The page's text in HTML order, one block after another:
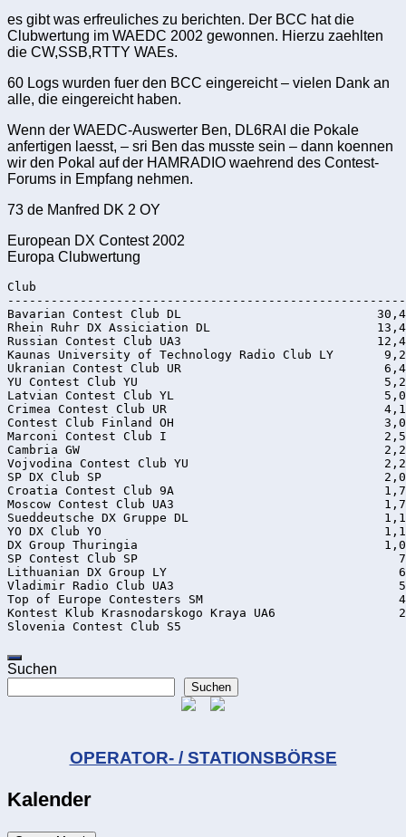
es gibt was erfreuliches zu berichten. Der BCC hat die
Clubwertung im WAEDC 2002 gewonnen. Hierzu zaehlten
die CW,SSB,RTTY WAEs.
60 Logs wurden fuer den BCC eingereicht – vielen Dank an
alle, die eingereicht haben.
Wenn der WAEDC-Auswerter Ben, DL6RAI die Pokale
anfertigen laesst, – sri Ben das musste sein – dann koennen
wir den Pokal auf der HAMRADIO waehrend des Contest-
Forums in Empfang nehmen.
73 de Manfred DK 2 OY
European DX Contest 2002
Europa Clubwertung
Club
Bavarian Contest Club DL
Rhein Ruhr DX Assiciation DL
Russian Contest Club UA3
Kaunas University of Technology Radio Club LY
Ukranian Contest Club UR
YU Contest Club YU
Latvian Contest Club YL
Crimea Contest Club UR
Contest Club Finland OH
Marconi Contest Club I
Cambria GW
Vojvodina Contest Club YU
SP DX Club SP
Croatia Contest Club 9A
Moscow Contest Club UA3
Sueddeutsche DX Gruppe DL
YO DX Club YO
DX Group Thuringia
SP Contest Club SP
Lithuanian DX Group LY
Vladimir Radio Club UA3
Top of Europe Contesters SM
Kontest Klub Krasnodarskogo Kraya UA6
Suchen
Suchen
OPERATOR- / STATIONSBÖRSE
Kalender